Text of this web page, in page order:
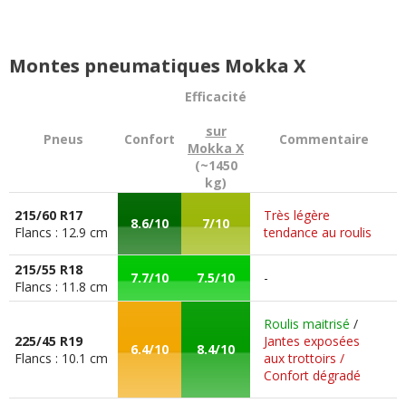
Montes pneumatiques Mokka X
Pneus Confort
Efficacité
sur
Mokka X
(~1450
kg)
Commentaire
215/60 R17
Flancs : 12.9 cm
8.6/10 7/10
Très légère
tendance au roulis
215/55 R18
Flancs : 11.8 cm
7.7/10 7.5/10 -
225/45 R19
Flancs : 10.1 cm
6.4/10 8.4/10
Roulis maitrisé /
Jantes exposées
aux trottoirs /
Confort dégradé